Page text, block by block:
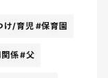
で、一向に終
して体を壊す
け/育児 #保育園
係#父